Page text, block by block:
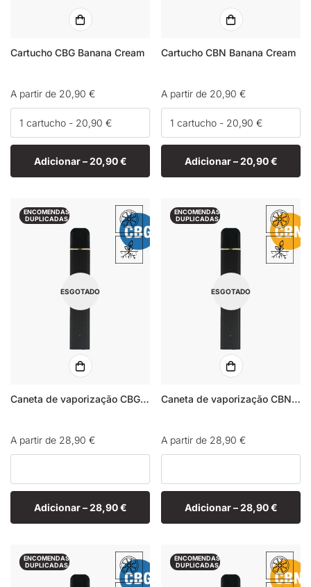
Cartucho CBG Banana Cream
Preço
normal
A partir de 20,90 €
Adicionar –20,90 €
Cartucho CBN Banana Cream
Preço
normal
A partir de 20,90 €
Adicionar –20,90 €
ENCOMENDAS
DUPLICADAS
ESGOTADO
Caneta de vaporização CBG Banana Cream
Preço
normal
A partir de 28,90 €
Adicionar –28,90 €
ENCOMENDAS
DUPLICADAS
ESGOTADO
Caneta de vaporização CBN Banana Cream
Preço
normal
A partir de 28,90 €
Adicionar –28,90 €
ENCOMENDAS
DUPLICADAS
ENCOMENDAS
DUPLICADAS